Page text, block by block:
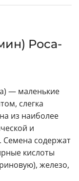
Роса-
— маленькие
слегка
из наиболее
и
Семена содержат
кислоты
железо,